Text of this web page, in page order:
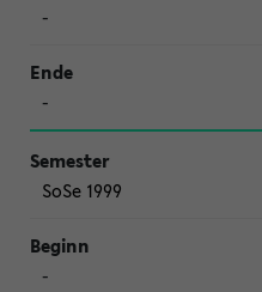
-
-
SoSe 1999
-